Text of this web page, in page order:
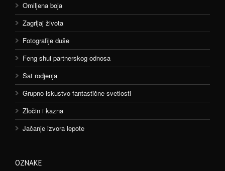
Omiljena boja
Zagrljaj života
Fotografije duše
Feng shui partnerskog odnosa
Sat rodjenja
Grupno iskustvo fantastične svetlosti
Zločin i kazna
Jačanje izvora lepote
OZNAKE